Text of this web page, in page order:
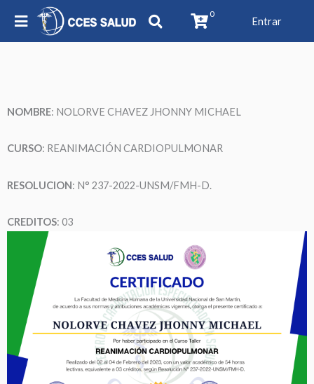
0
Entrar
NOMBRE: NOLORVE CHAVEZ JHONNY MICHAEL
CURSO: REANIMACIÓN CARDIOPULMONAR
RESOLUCION: N° 237-2022-UNSM/FMH-D.
CREDITOS: 03